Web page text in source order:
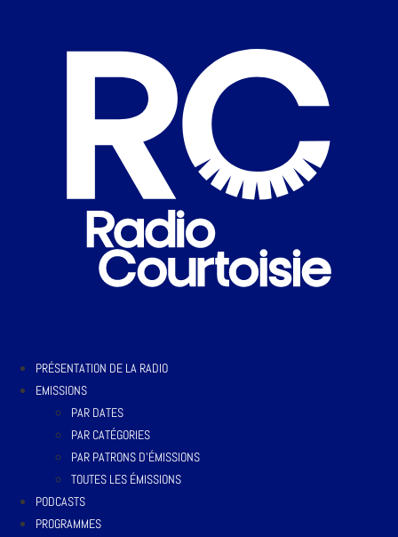
PRÉSENTATION DE LA RADIO
EMISSIONS
PAR DATES
PAR CATÉGORIES
PAR PATRONS D’ÉMISSIONS
TOUTES LES ÉMISSIONS
PODCASTS
PROGRAMMES